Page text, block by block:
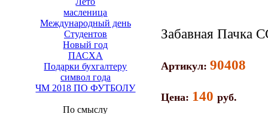
масленица
Международный день
Студентов
Новый год
ПАСХА
Подарки бухгалтеру
символ года
ЧМ 2018 ПО ФУТБОЛУ
По смыслу
Забавная Пачка
Артикул: 90408
Цена: 140 руб.